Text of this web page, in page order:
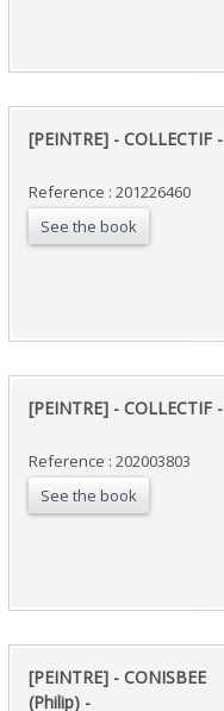
‎[PEINTRE] - COLLECTIF -
Reference : 201226460
See the book
‎[PEINTRE] - COLLECTIF -
Reference : 202003803
See the book
‎[PEINTRE] - CONISBEE
(Philip) - ‎